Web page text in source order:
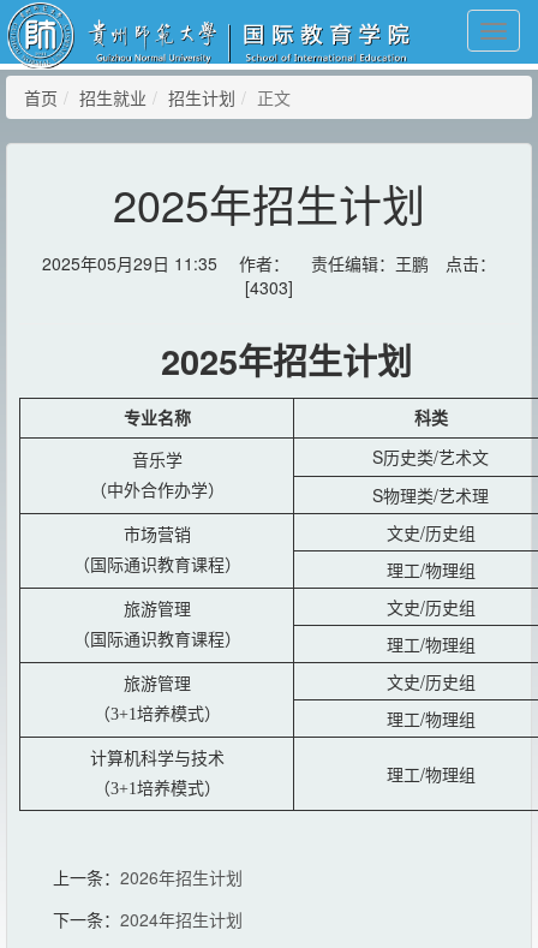
首页
招生就业 招生计划 正文
2025年招生计划
2025年05月29日 11:35 作者： 责任编辑：王鹏 点击：
[4303]
2025年招生计划
专业名称 科类
音乐学
（中外合作办学）
S历史类/艺术文
S物理类/艺术理
市场营销
（国际通识教育课程）
文史/历史组
理工/物理组
旅游管理
（国际通识教育课程）
文史/历史组
理工/物理组
旅游管理
（3+1培养模式）
文史/历史组
理工/物理组
计算机科学与技术
（3+1培养模式）
理工/物理组
上一条： 2026年招生计划
下一条： 2024年招生计划